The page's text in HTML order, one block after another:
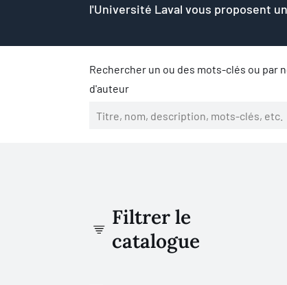
l'Université Laval vous proposent
Rechercher un ou des mots-clés ou par
d'auteur
Filtrer le
catalogue